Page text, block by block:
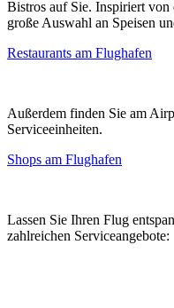
Bistros auf Sie. Inspiriert
große Auswahl an Speisen
Restaurants am Flughafen
Außerdem finden Sie am
Serviceeinheiten.
Shops am Flughafen
Lassen Sie Ihren Flug
zahlreichen Serviceangebote: